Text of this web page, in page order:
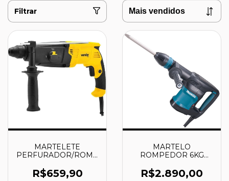
Filtrar
MARTELETE
PERFURADOR/ROMPEDOR
VONDER
R$659,90
MARTELO
ROMPEDOR 6KG
HM0870C - MAKITA
R$2.890,00